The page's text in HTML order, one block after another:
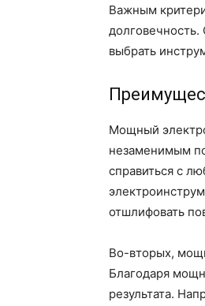
Важным
выбрать
Мощный
незаменимым
справиться с
отшлифовать
Во-вторых,
Благодаря
результата.